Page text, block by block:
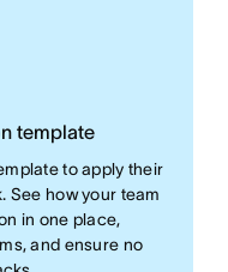
template
to apply their
See how your team
in one place,
and ensure no